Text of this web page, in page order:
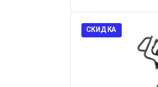
СКИДКА